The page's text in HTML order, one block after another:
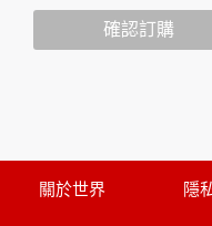
您個人在本網站上的聊
個人的資料，其範圍如下
本網站在您使用服務信箱
確認訂購
關於世界 隱